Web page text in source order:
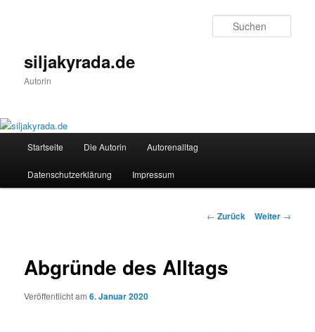
siljakyrada.de
Autorin
Startseite Die Autorin Autorenalltag
Datenschutzerklärung Impressum
Beitrags-
← Zurück Weiter →
Abgründe des Alltags
Veröffentlicht am6. Januar 2020